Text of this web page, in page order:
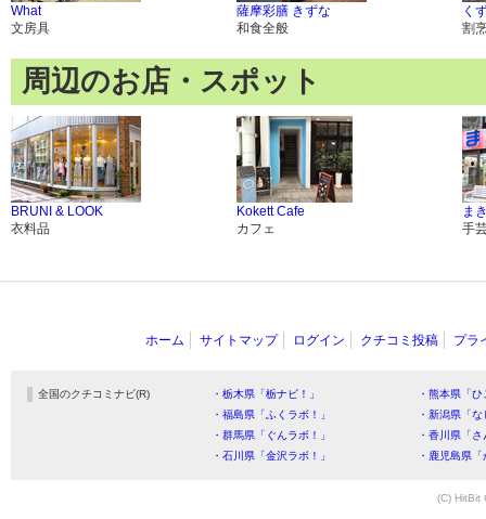
What
文房具
薩摩彩膳 きずな
和食全般
く
割
周辺のお店・スポット
BRUNI & LOOK
衣料品
Kokett Cafe
カフェ
ま
手
ホーム サイトマップ ログイン クチコミ投稿 プラ
全国のクチコミナビ(R) ・栃木県「栃ナビ！」
・熊本県「
・福島県「ふくラボ！」
・新潟県「
・群馬県「ぐんラボ！」
・香川県「
・石川県「金沢ラボ！」
・鹿児島県
(C) HitBit